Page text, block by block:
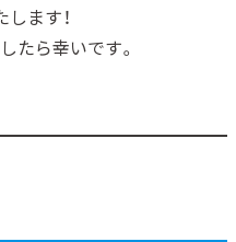
ます！
たら幸いです。